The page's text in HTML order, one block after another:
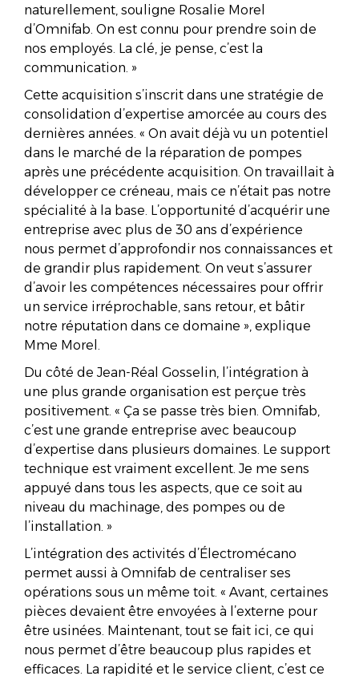
naturellement, souligne Rosalie Morel
d’Omnifab. On est connu pour prendre soin de
nos employés. La clé, je pense, c’est la
communication. »
Cette acquisition s’inscrit dans une stratégie de
consolidation d’expertise amorcée au cours des
dernières années. « On avait déjà vu un potentiel
dans le marché de la réparation de pompes
après une précédente acquisition. On travaillait à
développer ce créneau, mais ce n’était pas notre
spécialité à la base. L’opportunité d’acquérir une
entreprise avec plus de 30 ans d’expérience
nous permet d’approfondir nos connaissances et
de grandir plus rapidement. On veut s’assurer
d’avoir les compétences nécessaires pour offrir
un service irréprochable, sans retour, et bâtir
notre réputation dans ce domaine », explique
Mme Morel.
Du côté de Jean-Réal Gosselin, l’intégration à
une plus grande organisation est perçue très
positivement. « Ça se passe très bien. Omnifab,
c’est une grande entreprise avec beaucoup
d’expertise dans plusieurs domaines. Le support
technique est vraiment excellent. Je me sens
appuyé dans tous les aspects, que ce soit au
niveau du machinage, des pompes ou de
l’installation. »
L’intégration des activités d’Électromécano
permet aussi à Omnifab de centraliser ses
opérations sous un même toit. « Avant, certaines
pièces devaient être envoyées à l’externe pour
être usinées. Maintenant, tout se fait ici, ce qui
nous permet d’être beaucoup plus rapides et
efficaces. La rapidité et le service client, c’est ce